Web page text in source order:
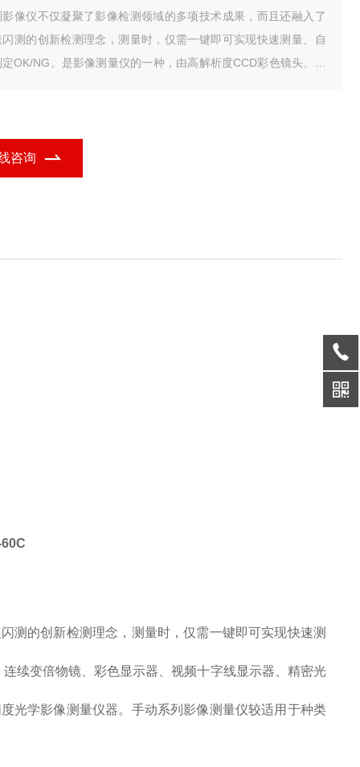
影像仪不仅凝聚了影像检测领域的多项技术成果，而且还融入了
闪测的创新检测理念，测量时，仅需一键即可实现快速测量、自
OK/NG。是影像测量仪的一种，由高解析度CCD彩色镜头、连
咨询
测的创新检测理念，测量时，仅需一键即可实现快速测
续变倍物镜、彩色显示器、视频十字线显示器、精密光
光学影像测量仪器。手动系列影像测量仪较适用于种类